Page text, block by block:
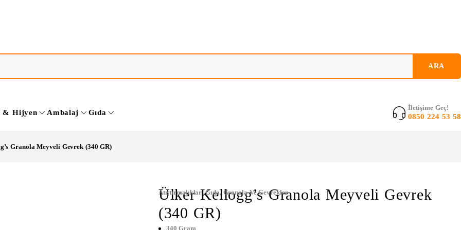
& Hijyen Ambalaj Gıda
İletişime Geç!
0850 224 53 58
Granola Meyveli Gevrek (340 GR)
Atıştırmalıklar,Gıda, Granola Ve Gevrekler
Ülker Kellogg’s Granola Meyveli Gevrek
(340 GR)
340 Gram